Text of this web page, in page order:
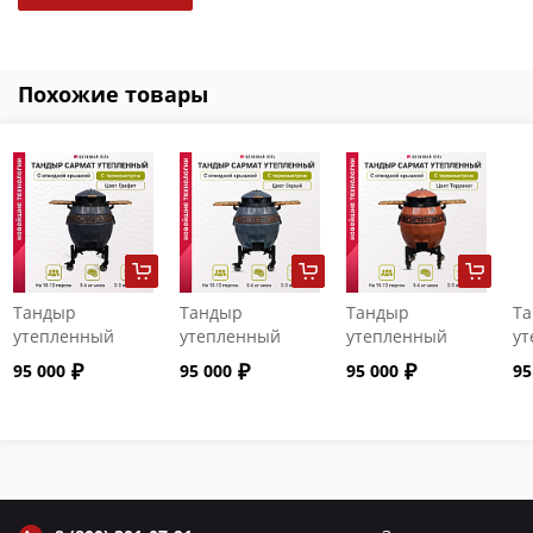
Похожие товары
Тандыр
утепленный
"Сармат" с
откидной
95 000
Тандыр
утепленный
"Сармат" с
откидной
95 000
Тандыр
утепленный
"Сармат" с
откидной
95 000